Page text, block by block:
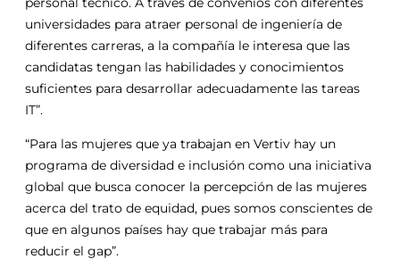
universidades para atraer personal de ingeniería de
diferentes carreras, a la compañía le interesa que las
candidatas tengan las habilidades y conocimientos
suficientes para desarrollar adecuadamente las tareas
IT”.
“Para las mujeres que ya trabajan en Vertiv hay un
programa de diversidad e inclusión como una iniciativa
global que busca conocer la percepción de las mujeres
acerca del trato de equidad, pues somos conscientes de
que en algunos países hay que trabajar más para
reducir el gap”.